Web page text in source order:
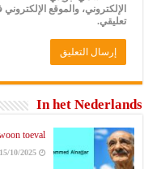
الإلكتروني، والموقع
تعليقي.
In het Nederlands
toeval
15/10/2025